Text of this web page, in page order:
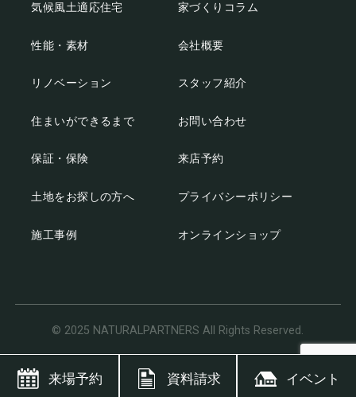
気候風土適応住宅
性能・素材
リノベーション
住まいができるまで
保証・保険
土地をお探しの方へ
施工事例
家づくりコラム
会社概要
スタッフ紹介
お問い合わせ
来店予約
プライバシーポリシー
オンラインショップ
© 2025 NATURALPARTNERS All Rights Reserved.
来場予約 資料請求 イベント